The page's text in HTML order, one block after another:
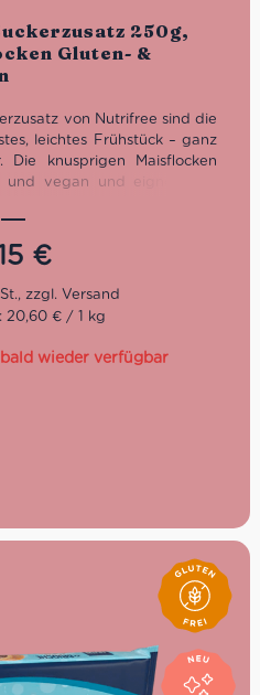
250g,
Gluten- &
von Nutrifree sind die
leichtes Frühstück – ganz
Die knusprigen Maisflocken
vegan und eignen sich
achten. Hergestellt in Italien
stehen diese Corn
Geschmack – ohne
€
20,60 € / 1 kg
wieder verfügbar